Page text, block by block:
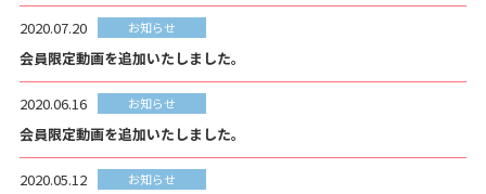
2020.07.20 お知らせ
会員限定動画を追加いたしました。
2020.06.16 お知らせ
会員限定動画を追加いたしました。
2020.05.12 お知らせ